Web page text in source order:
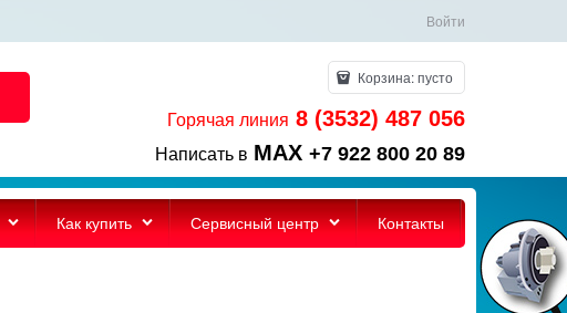
Войти
Корзина:пусто
Горячая линия 8 (3532) 487 056
Написать в MAX +7 922 800 20 89
Как купить Сервисный центр Контакты